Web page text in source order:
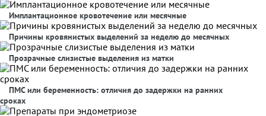
Имплантационное кровотечение или месячные
Причины кровянистых выделений за неделю до месячных
Прозрачные слизистые выделения из матки
ПМС или беременность: отличия до задержки на ранних
сроках